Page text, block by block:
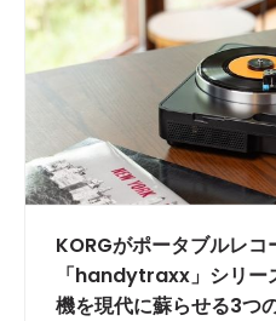
KORGがポータブルレコ
「handytraxx」シリー
機を現代に蘇らせる3つ